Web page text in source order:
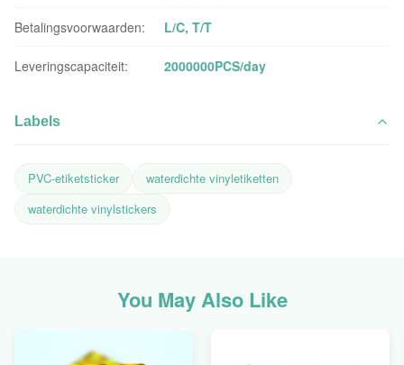
Betalingsvoorwaarden: L/C, T/T
Leveringscapaciteit: 2000000PCS/day
Labels
PVC-etiketsticker
waterdichte vinyletiketten
waterdichte vinylstickers
You May Also Like